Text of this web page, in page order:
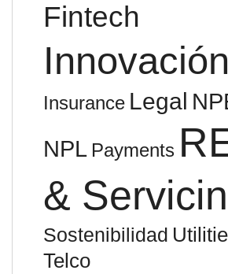
Fintech
Innovación
Insurance Legal
NPL Payments
&
Sostenibilidad
Telco